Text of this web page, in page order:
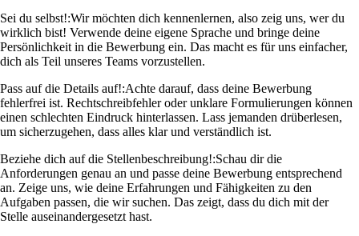
Sei du selbst!:Wir möchten dich kennenlernen, also zeig uns, wer du
wirklich bist! Verwende deine eigene Sprache und bringe deine
Persönlichkeit in die Bewerbung ein. Das macht es für uns einfacher,
dich als Teil unseres Teams vorzustellen.
Pass auf die Details auf!:Achte darauf, dass deine Bewerbung
fehlerfrei ist. Rechtschreibfehler oder unklare Formulierungen können
einen schlechten Eindruck hinterlassen. Lass jemanden drüberlesen,
um sicherzugehen, dass alles klar und verständlich ist.
Beziehe dich auf die Stellenbeschreibung!:Schau dir die
Anforderungen genau an und passe deine Bewerbung entsprechend
an. Zeige uns, wie deine Erfahrungen und Fähigkeiten zu den
Aufgaben passen, die wir suchen. Das zeigt, dass du dich mit der
Stelle auseinandergesetzt hast.